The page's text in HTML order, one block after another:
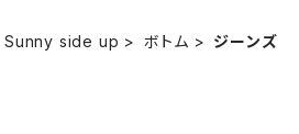
Sunny side up ボトム ジーンズ